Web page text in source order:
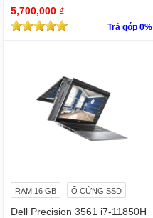
Win 10 Pro
5,700,000 ₫
Trả góp 0%
RAM 16 GB Ổ CỨNG SSD
Dell Precision 3561 i7-11850H